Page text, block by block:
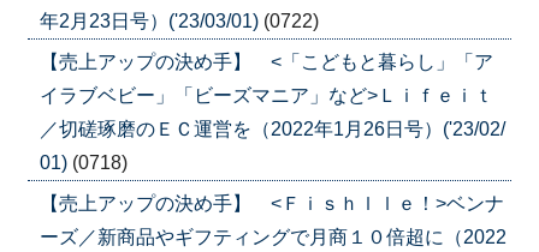
年2月23日号）('23/03/01) (0722)
【売上アップの決め手】 <「こどもと暮らし」「ア
イラブベビー」「ビーズマニア」など>Ｌｉｆｅｉｔ
／切磋琢磨のＥＣ運営を（2022年1月26日号）('23/02/
01) (0718)
【売上アップの決め手】 <Ｆｉｓｈｌｌｅ！>ベンナ
ーズ／新商品やギフティングで月商１０倍超に（2022